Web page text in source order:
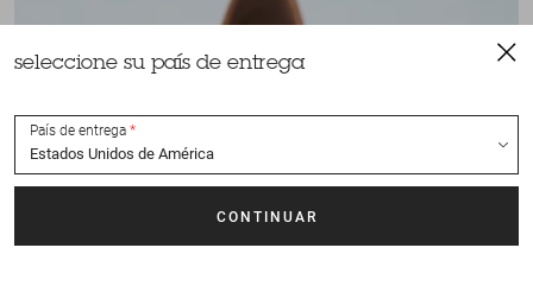
seleccione su país de entrega
País de entrega